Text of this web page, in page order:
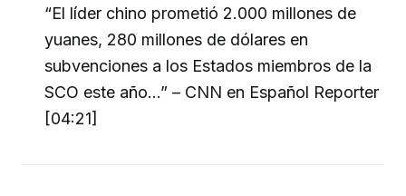
“El líder chino prometió 2.000 millones de
yuanes, 280 millones de dólares en
subvenciones a los Estados miembros de la
SCO este año...” – CNN en Español Reporter
[04:21]